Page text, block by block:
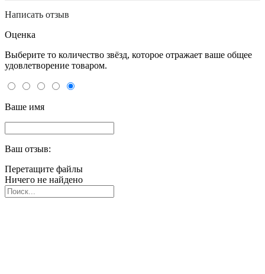
Написать отзыв
Оценка
Выберите то количество звёзд, которое отражает ваше общее
удовлетворение товаром.
Ваше имя
Ваш отзыв:
Перетащите файлы
Ничего не найдено